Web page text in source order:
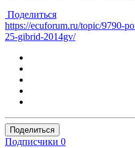
Поделиться
https://ecuforum.ru/topic/9790-
25-gibrid-2014gv/
Поделиться
Подписчики 0